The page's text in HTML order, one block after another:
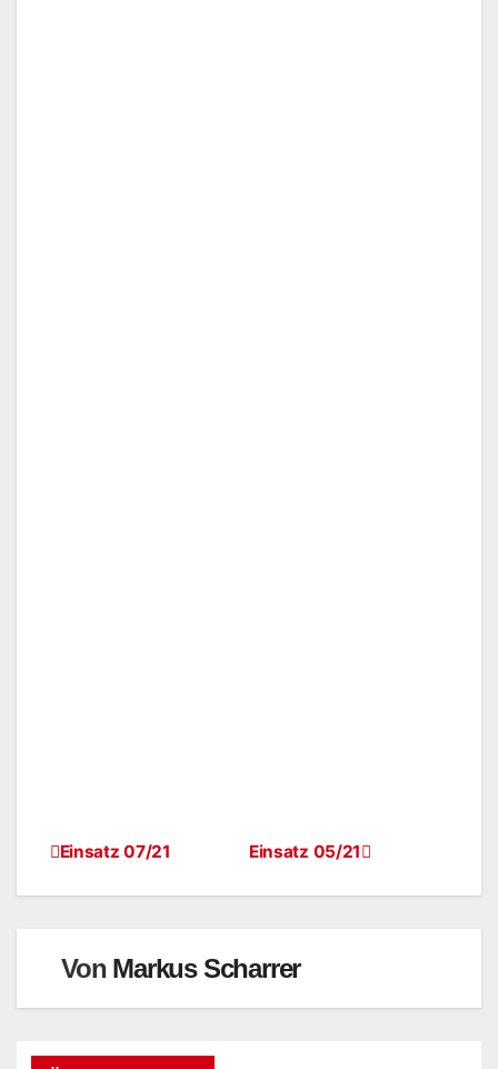
Einsatz 05/21
Einsatz 07/21
Von Markus Scharrer